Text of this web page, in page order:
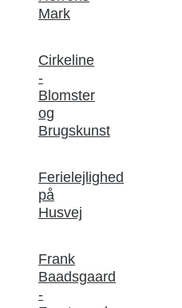
Mark
Cirkeline
-
Blomster
og
Brugskunst
Ferielejlighed
på
Husvej
Frank
Baadsgaard
-